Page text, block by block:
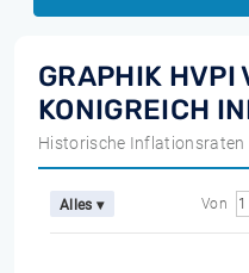
GRAPHIK HVPI
KONIGREICH
Historische Inflationsraten
Alles ▾ Von